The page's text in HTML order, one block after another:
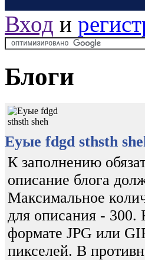
Вход и
Блоги
Еуые fdgd sthsth
К заполнению
описание блога
Максимальное
для описания - 300.
формате JPG или
пикселей. В